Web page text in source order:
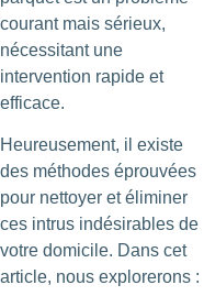
courant mais sérieux,
nécessitant une
intervention rapide et
efficace.
Heureusement, il existe
des méthodes éprouvées
pour nettoyer et éliminer
ces intrus indésirables de
votre domicile. Dans cet
article, nous explorerons :